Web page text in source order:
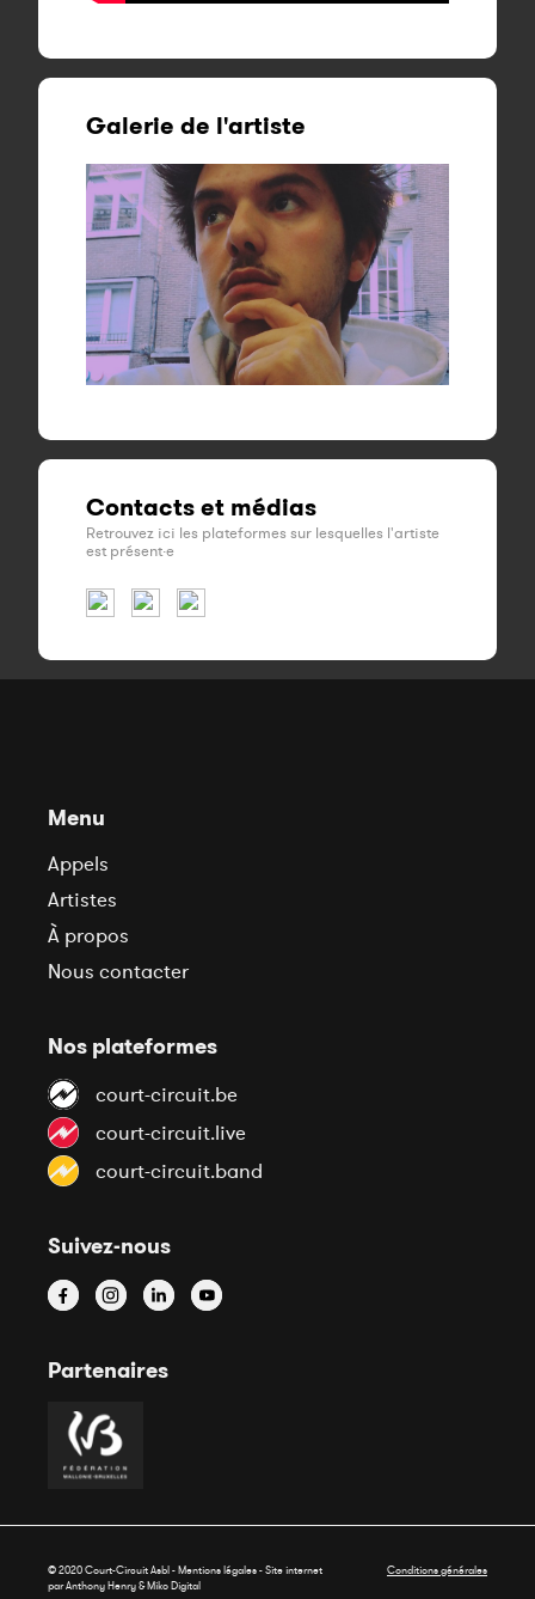
Galerie de l'artiste
Contacts et médias
Retrouvez ici les plateformes sur lesquelles l'artiste
est présent·e
Menu
Appels
Artistes
À propos
Nous contacter
Nos plateformes
court-circuit.be
court-circuit.live
court-circuit.band
Suivez-nous
Partenaires
© 2020 Court-Circuit Asbl - Mentions légales - Site internet
par Anthony Henry &Miko Digital
Conditions générales